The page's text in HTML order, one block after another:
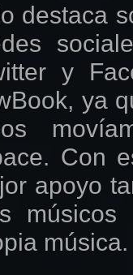
destaca
y
ya
Con
apoyo
músicos
música.